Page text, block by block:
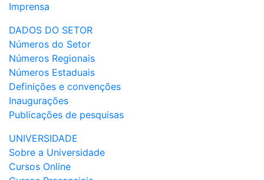
Imprensa
DADOS DO SETOR
Números do Setor
Números Regionais
Números Estaduais
Definições e convenções
Inaugurações
Publicações de pesquisas
UNIVERSIDADE
Sobre a Universidade
Cursos Online